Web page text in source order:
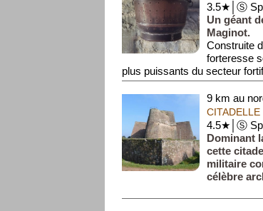
3.5★│Ⓢ
Un géant
Maginot.
Construite
forteresse
plus puissants du secteur
9 km au
4.5★│Ⓢ
Dominant
cette
militaire
célèbre